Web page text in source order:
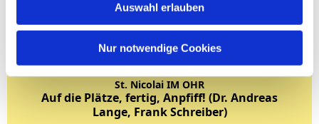
Auswahl erlauben
Nur notwendige Cookies